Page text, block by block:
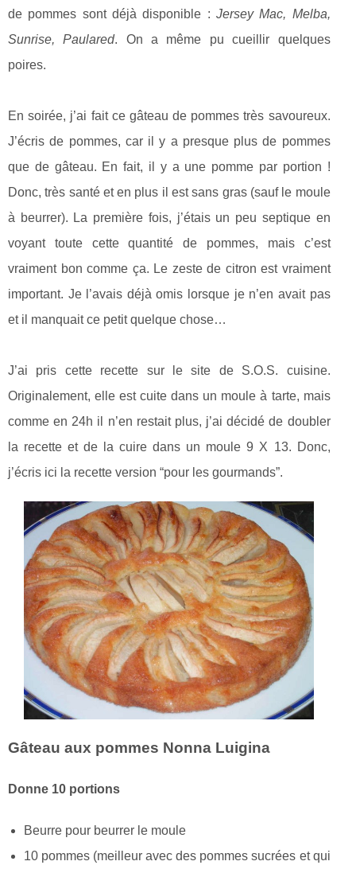
de pommes sont déjà disponible : Jersey Mac, Melba,
Sunrise, Paulared. On a même pu cueillir quelques
poires.
En soirée, j’ai fait ce gâteau de pommes très savoureux.
J’écris de pommes, car il y a presque plus de pommes
que de gâteau. En fait, il y a une pomme par portion !
Donc, très santé et en plus il est sans gras (sauf le moule
à beurrer). La première fois, j’étais un peu septique en
voyant toute cette quantité de pommes, mais c’est
vraiment bon comme ça. Le zeste de citron est vraiment
important. Je l’avais déjà omis lorsque je n’en avait pas
et il manquait ce petit quelque chose…
J’ai pris cette recette sur le site de S.O.S. cuisine.
Originalement, elle est cuite dans un moule à tarte, mais
comme en 24h il n’en restait plus, j’ai décidé de doubler
la recette et de la cuire dans un moule 9 X 13. Donc,
j’écris ici la recette version “pour les gourmands”.
Gâteau aux pommes Nonna Luigina
Donne 10 portions
Beurre pour beurrer le moule
10 pommes (meilleur avec des pommes sucrées et qui